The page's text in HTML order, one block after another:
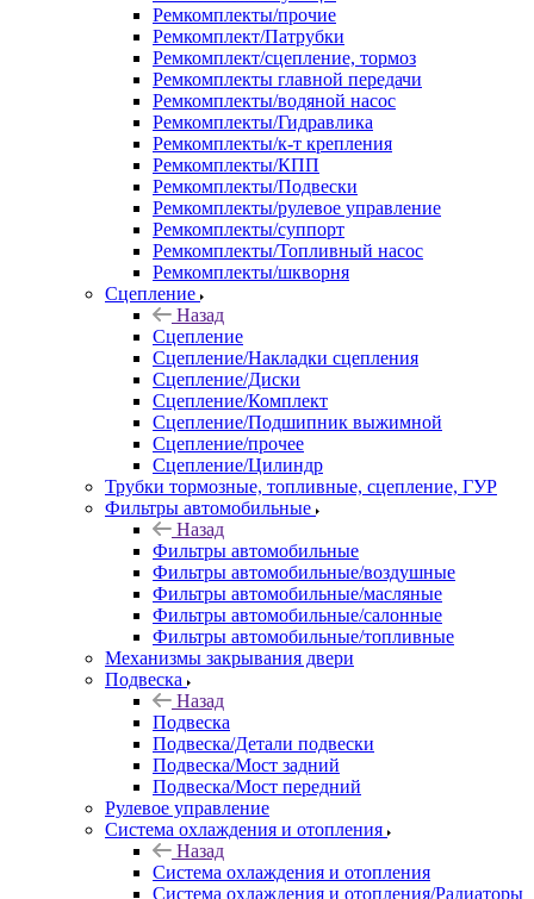
Ремкомплекты/прочие
Ремкомплект/Патрубки
Ремкомплект/сцепление, тормоз
Ремкомплекты главной передачи
Ремкомплекты/водяной насос
Ремкомплекты/Гидравлика
Ремкомплекты/к-т крепления
Ремкомплекты/КПП
Ремкомплекты/Подвески
Ремкомплекты/рулевое управление
Ремкомплекты/суппорт
Ремкомплекты/Топливный насос
Ремкомплекты/шкворня
Сцепление
Назад
Сцепление
Сцепление/Накладки сцепления
Сцепление/Диски
Сцепление/Комплект
Сцепление/Подшипник выжимной
Сцепление/прочее
Сцепление/Цилиндр
Трубки тормозные, топливные, сцепление, ГУР
Фильтры автомобильные
Назад
Фильтры автомобильные
Фильтры автомобильные/воздушные
Фильтры автомобильные/масляные
Фильтры автомобильные/салонные
Фильтры автомобильные/топливные
Механизмы закрывания двери
Подвеска
Назад
Подвеска
Подвеска/Детали подвески
Подвеска/Мост задний
Подвеска/Мост передний
Рулевое управление
Система охлаждения и отопления
Назад
Система охлаждения и отопления
Система охлаждения и отопления/Радиаторы